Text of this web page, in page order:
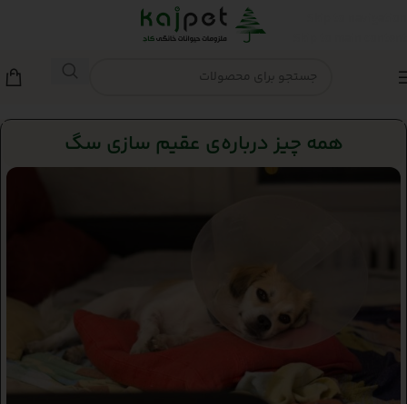
همه چیز درباره‌ی عقیم سازی سگ